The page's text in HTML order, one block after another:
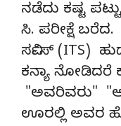
ನಡೆದು ಕಷ್ಟ
ಸಿ. ಪರೀಕ್ಷೆ
ಸರ್ವಿಸ್ (ITS)
ಕನ್ಯಾ ನೋಡಿದರೆ
"ಅವರಿವರು" "ಆ
ಊರಲ್ಲಿ ಅವರ